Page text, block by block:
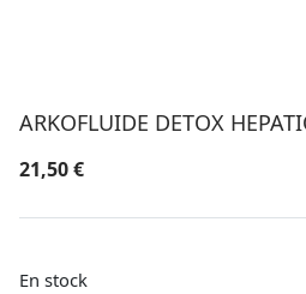
ARKOFLUIDE DETOX
21,50€
En stock